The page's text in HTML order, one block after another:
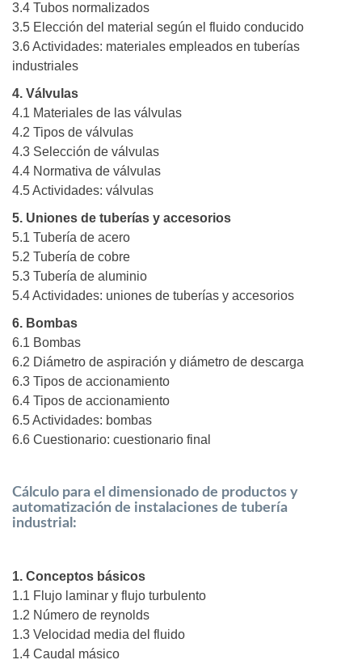
3.4 Tubos normalizados
3.5 Elección del material según el fluido conducido
3.6 Actividades: materiales empleados en tuberías
industriales
4. Válvulas
4.1 Materiales de las válvulas
4.2 Tipos de válvulas
4.3 Selección de válvulas
4.4 Normativa de válvulas
4.5 Actividades: válvulas
5. Uniones de tuberías y accesorios
5.1 Tubería de acero
5.2 Tubería de cobre
5.3 Tubería de aluminio
5.4 Actividades: uniones de tuberías y accesorios
6. Bombas
6.1 Bombas
6.2 Diámetro de aspiración y diámetro de descarga
6.3 Tipos de accionamiento
6.4 Tipos de accionamiento
6.5 Actividades: bombas
6.6 Cuestionario: cuestionario final
Cálculo para el dimensionado de productos y
automatización de instalaciones de tubería
industrial:
1. Conceptos básicos
1.1 Flujo laminar y flujo turbulento
1.2 Número de reynolds
1.3 Velocidad media del fluido
1.4 Caudal másico